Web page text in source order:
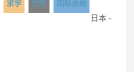
求学 代写
国际金融
日本 -